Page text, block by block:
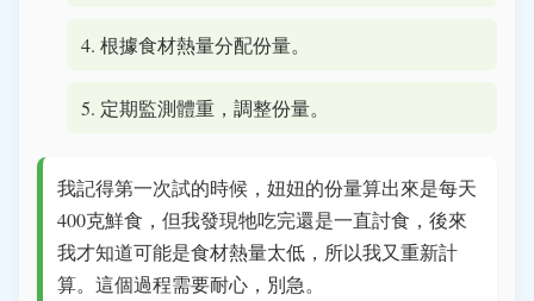
根據食材熱量分配份量。
定期監測體重，調整份量。
我記得第一次試的時候，妞妞的份量算出來是每天
400克鮮食，但我發現牠吃完還是一直討食，後來
我才知道可能是食材熱量太低，所以我又重新計
算。這個過程需要耐心，別急。